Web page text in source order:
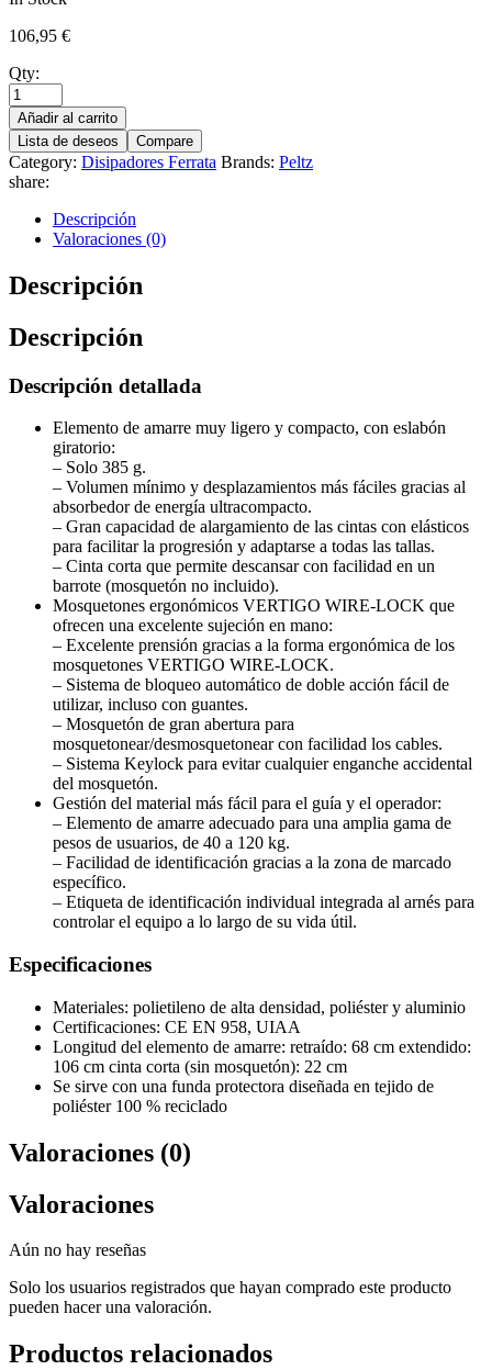
106,95 €
Qty:
Añadir al carrito
Lista de deseos
Compare
Category: Disipadores Ferrata Brands: Peltz
share:
Descripción
Valoraciones (0)
Descripción
Descripción
Descripción detallada
Elemento de amarre muy ligero y compacto, con eslabón
giratorio:
– Solo 385 g.
– Volumen mínimo y desplazamientos más fáciles gracias al
absorbedor de energía ultracompacto.
– Gran capacidad de alargamiento de las cintas con elásticos
para facilitar la progresión y adaptarse a todas las tallas.
– Cinta corta que permite descansar con facilidad en un
barrote (mosquetón no incluido).
Mosquetones ergonómicos VERTIGO WIRE-LOCK que
ofrecen una excelente sujeción en mano:
– Excelente prensión gracias a la forma ergonómica de los
mosquetones VERTIGO WIRE-LOCK.
– Sistema de bloqueo automático de doble acción fácil de
utilizar, incluso con guantes.
– Mosquetón de gran abertura para
mosquetonear/desmosquetonear con facilidad los cables.
– Sistema Keylock para evitar cualquier enganche accidental
del mosquetón.
Gestión del material más fácil para el guía y el operador:
– Elemento de amarre adecuado para una amplia gama de
pesos de usuarios, de 40 a 120 kg.
– Facilidad de identificación gracias a la zona de marcado
específico.
– Etiqueta de identificación individual integrada al arnés para
controlar el equipo a lo largo de su vida útil.
Especificaciones
Materiales: polietileno de alta densidad, poliéster y aluminio
Certificaciones: CE EN 958, UIAA
Longitud del elemento de amarre: retraído: 68 cm extendido:
106 cm cinta corta (sin mosquetón): 22 cm
Se sirve con una funda protectora diseñada en tejido de
poliéster 100 % reciclado
Valoraciones (0)
Valoraciones
Aún no hay reseñas
Solo los usuarios registrados que hayan comprado este producto
pueden hacer una valoración.
Productos relacionados